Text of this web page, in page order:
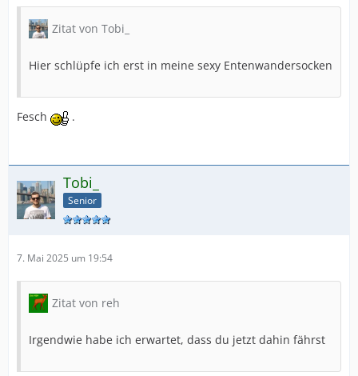
Zitat von Tobi_
Hier schlüpfe ich erst in meine sexy Entenwandersocken
Fesch .
Tobi_
Senior
7. Mai 2025 um 19:54
Zitat von reh
Irgendwie habe ich erwartet, dass du jetzt dahin fährst